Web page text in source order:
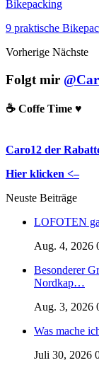
Bikepacking
9 praktische
Vorherige Nächste
Folgt mir
☕️ Coffe Time ♥️
Caro12 der
Hier klicken <–
Neuste Beiträge
LOFOTEN
Aug. 4, 2026
Besonderer
Nordkap…
Aug. 3, 2026
Was mache
Juli 30, 2026